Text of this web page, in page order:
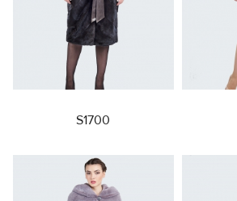
S1700